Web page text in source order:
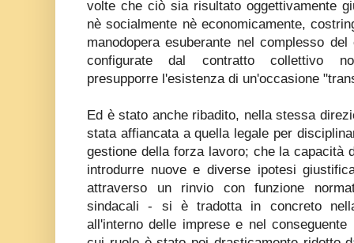
volte che ciò sia risultato oggettivamente
nè socialmente nè economicamente,
manodopera esuberante nel complesso
configurate dal contratto collettivo
presupporre l'esistenza di un'occasione
Ed è stato anche ribadito, nella stessa
stata affiancata a quella legale per
gestione della forza lavoro; che la capacità
introdurre nuove e diverse ipotesi
attraverso un rinvio con funzione
sindacali - si è tradotta in concreto
all'interno delle imprese e nel